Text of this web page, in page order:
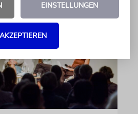
EINSTELLUNGEN
AKZEPTIEREN